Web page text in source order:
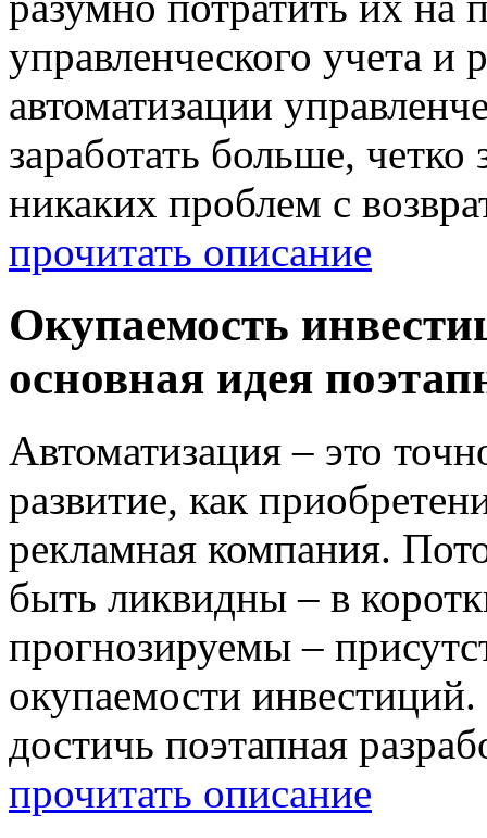
управленческого учета и
автоматизации
заработать больше,
никаких проблем с
прочитать описание
Окупаемость
основная идея
Автоматизация – это
развитие, как
рекламная компания.
быть ликвидны – в
прогнозируемы –
окупаемости
достичь поэтапная
прочитать описание